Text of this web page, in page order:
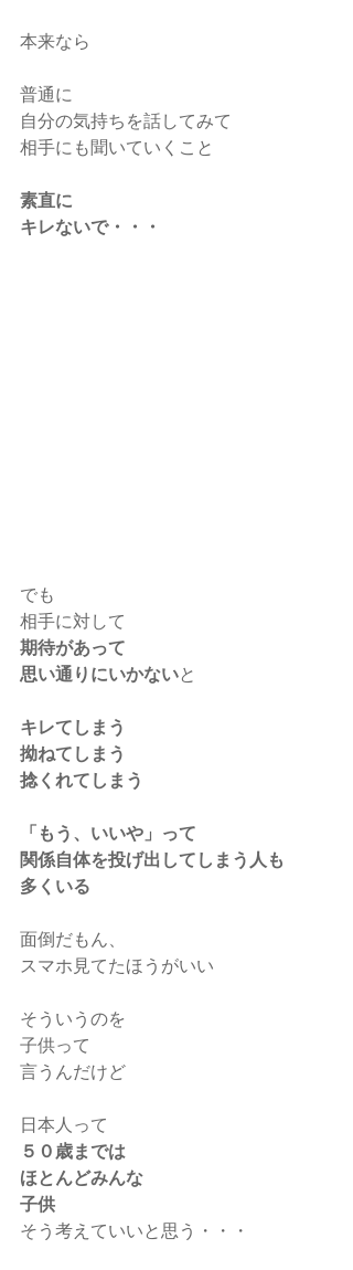
本来なら
普通に
自分の気持ちを話してみて
相手にも聞いていくこと
素直に
キレないで・・・
でも
相手に対して
期待があって
思い通りにいかないと
キレてしまう
拗ねてしまう
捻くれてしまう
「もう、いいや」って
関係自体を投げ出してしまう人も
多くいる
面倒だもん、
スマホ見てたほうがいい
そういうのを
子供って
言うんだけど
日本人って
５０歳までは
ほとんどみんな
子供
そう考えていいと思う・・・